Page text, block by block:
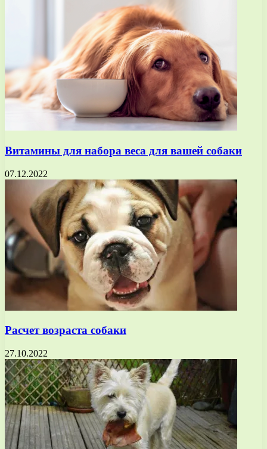
Витамины для набора веса для вашей собаки
07.12.2022
Расчет возраста собаки
27.10.2022